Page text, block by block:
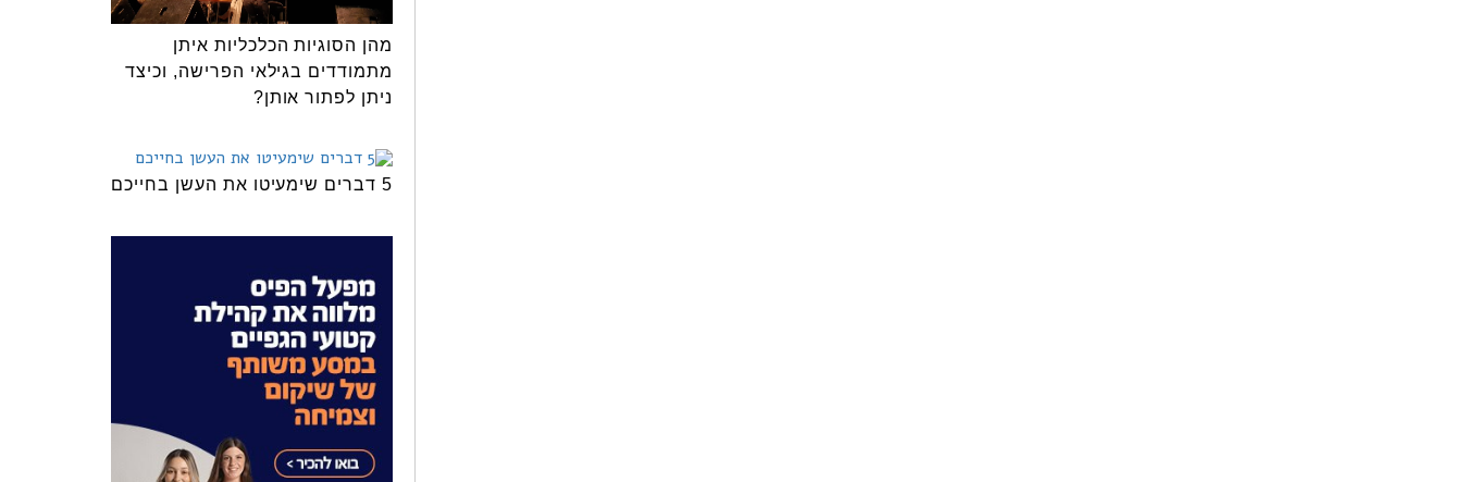
מהן הסוגיות הכלכליות איתן
מתמודדים בגילאי הפרישה, וכיצד
ניתן לפתור אותן?
5 דברים שימעיטו את העשן בחייכם